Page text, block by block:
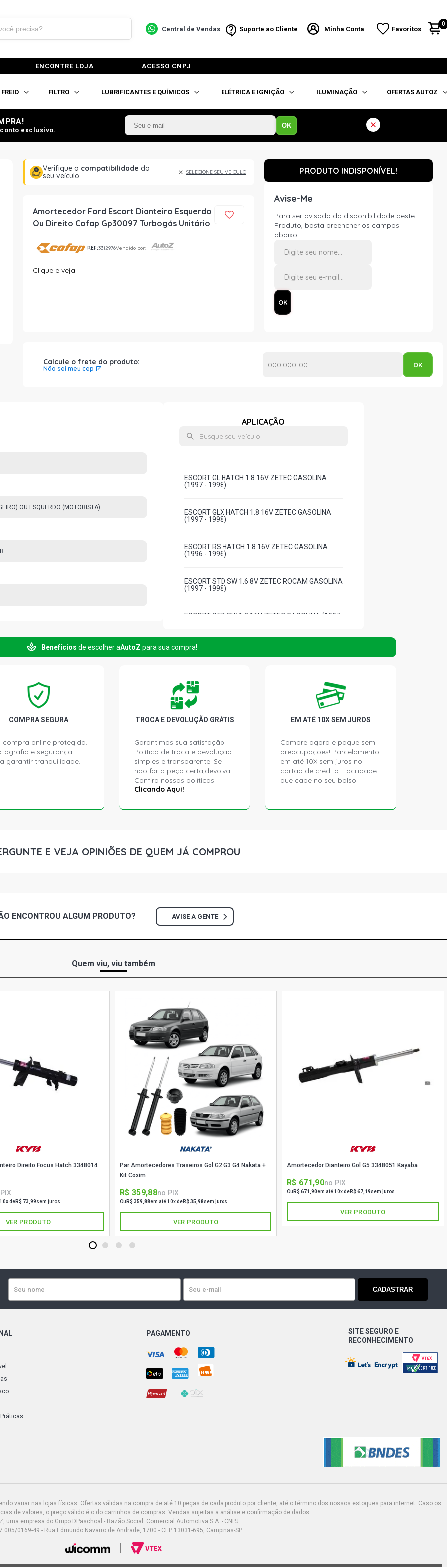
Central de Vendas Suporte ao Cliente Minha Conta Favoritos
0
ENCONTRE LOJA ACESSO CNPJ
FREIO FILTRO LUBRIFICANTES E QUÍMICOS ELÉTRICA E IGNIÇÃO ILUMINAÇÃO OFERTAS AUTOZ
exclusivo.
OK
Verifique a compatibilidade do
seu veículo
SELECIONE SEU VEÍCULO
Amortecedor Ford Escort Dianteiro Esquerdo
Ou Direito Cofap Gp30097 Turbogás Unitário
REF:3312976Vendido por:
Clique e veja!
PRODUTO INDISPONÍVEL!
Avise-Me
Para ser avisado da disponibilidade deste
Produto, basta preencher os campos
abaixo.
Calcule o frete do produto:
Não sei meu cep
OU ESQUERDO (MOTORISTA)
APLICAÇÃO
ESCORT GL HATCH 1.8 16V ZETEC GASOLINA
(1997 - 1998)
ESCORT GLX HATCH 1.8 16V ZETEC GASOLINA
(1997 - 1998)
ESCORT RS HATCH 1.8 16V ZETEC GASOLINA
(1996 - 1996)
ESCORT STD SW 1.6 8V ZETEC ROCAM GASOLINA
(1997 - 1998)
ESCORT STD SW 1.8 16V ZETEC GASOLINA (1997
ESCORT GL SW 1.8 16V ZETEC GASOLINA (1997 -
1998)
ESCORT GLX SW 1.8 16V ZETEC GASOLINA (1997
- 1998)
Benefícios de escolher aAutoZ para sua compra!
COMPRA SEGURA
compra online protegida.
e segurança
garantir tranquilidade.
TROCA E DEVOLUÇÃO GRÁTIS
Garantimos sua satisfação!
Política de troca e devolução
simples e transparente. Se
não for a peça certa,devolva.
Confira nossas políticas
Clicando Aqui!
EM ATÉ 10X SEM JUROS
Compre agora e pague sem
preocupações! Parcelamento
em até 10X sem juros no
cartão de crédito. Facilidade
que cabe no seu bolso.
E VEJA OPINIÕES DE QUEM JÁ COMPROU
ENCONTROU ALGUM PRODUTO? AVISE A GENTE
Quem viu, viu também
Direito Focus Hatch 3348014
deR$ 73,99sem juros
VER PRODUTO
Par Amortecedores Traseiros Gol G2 G3 G4 Nakata +
Kit Coxim
R$ 359,88no PIX
Ou R$ 359,88em até 10x deR$ 35,98sem juros
VER PRODUTO
Amortecedor Dianteiro Gol G5 3348051 Kayaba
R$ 671,90no PIX
Ou R$ 671,90em até 10x deR$ 67,19sem juros
VER PRODUTO
1 2 3 4
CADASTRAR
PAGAMENTO
SITE SEGURO E
RECONHECIMENTO
variar nas lojas físicas. Ofertas válidas na compra de até 10 peças de cada produto por cliente, até o término dos nossos estoques para internet. Caso os
de valores, o preço válido é o do carrinhos de compras. Vendas sujeitas a análise e confirmação de dados.
uma empresa do Grupo DPaschoal - Razão Social: Comercial Automotiva S.A. - CNPJ:
0169-49 - Rua Edmundo Navarro de Andrade, 1700 - CEP 13031-695, Campinas-SP